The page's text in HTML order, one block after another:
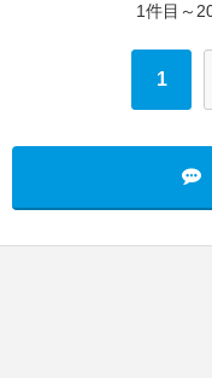
1件目～
1